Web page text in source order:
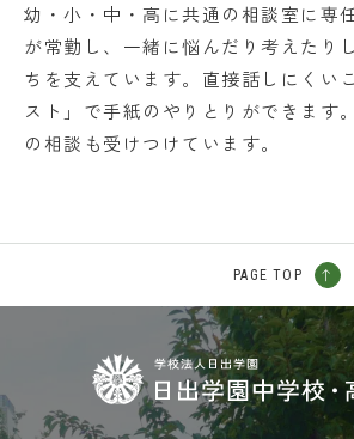
幼・小・中・高に共通の相談室に専
が常勤し、一緒に悩んだり考えたり
ちを支えています。直接話しにくい
スト」で手紙のやりとりができます
の相談も受けつけています。
PAGE TOP